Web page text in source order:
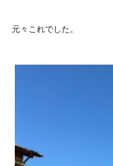
元々これでした。